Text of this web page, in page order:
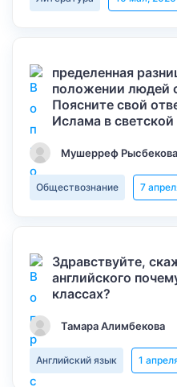
пределенная
положении людей
Поясните свой
Ислама в
Мушерреф Рысбекова
Обществознание 7
Здравствуйте,
английского
классах?
Тамара Алимбекова
Английский язык 1